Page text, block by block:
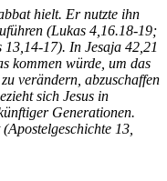
hielt. Er nutzte ihn
(Lukas 4,16.18-19;
17). In Jesaja 42,21
kommen würde, um das
verändern, abzuschaffen
sich Jesus in
Generationen.
13,